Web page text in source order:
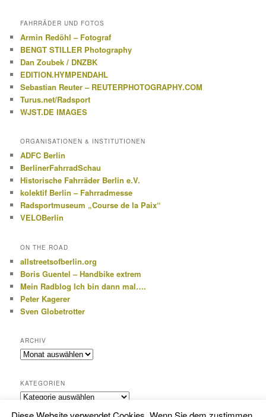
FAHRRÄDER UND FOTOS
Armin Redöhl – Fotograf
BENGT STILLER Photography
Dan Zoubek / DNZBK
EDITION.HYMPENDAHL
Sebastian Reuter – REUTERPHOTOGRAPHY.COM
Turus.net/Radsport
WJST.DE IMAGES
ORGANISATIONEN & INSTITUTIONEN
ADFC Berlin
BerlinerFahrradSchau
Historische Fahrräder Berlin e.V.
kolektif Berlin – Fahrradmesse
Radsportmuseum „Course de la Paix“
VELOBerlin
ON THE ROAD
allstreetsofberlin.org
Boris Guentel – Handbike extrem
Mein Radblog Ich bin dann mal….
Peter Kagerer
Sven Globetrotter
ARCHIV
Archiv
KATEGORIEN
Kategorien